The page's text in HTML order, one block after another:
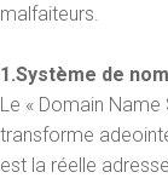
malfaiteurs.
1.Système de
Le « Domain
transforme
est la réelle